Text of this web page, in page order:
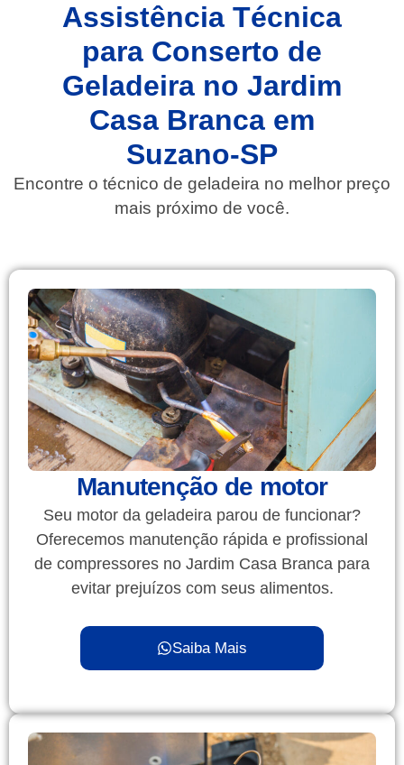
Assistência Técnica
para Conserto de
Geladeira no Jardim
Casa Branca em
Suzano-SP
Encontre o técnico de geladeira no melhor preço
mais próximo de você.
Manutenção de motor
Seu motor da geladeira parou de funcionar?
Oferecemos manutenção rápida e profissional
de compressores no Jardim Casa Branca para
evitar prejuízos com seus alimentos.
Saiba Mais